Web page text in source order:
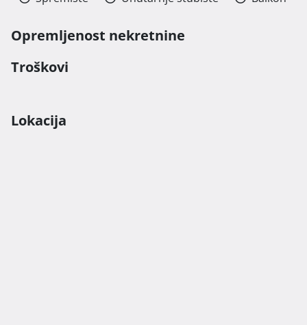
Opremljenost nekretnine
Troškovi
Lokacija